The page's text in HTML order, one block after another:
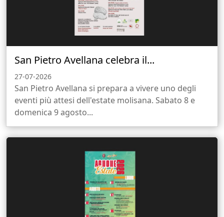
San Pietro Avellana celebra il...
27-07-2026
San Pietro Avellana si prepara a vivere uno degli
eventi più attesi dell'estate molisana. Sabato 8 e
domenica 9 agosto...